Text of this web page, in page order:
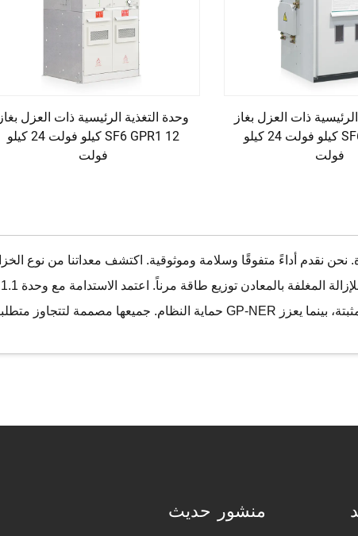
ذات العزل بغاز
SF6 GPR2 12 كيلو فولت 24 كيلو
فولت
وحدة التغذية الرئيسية ذات العزل بغاز
SF6 GPR1 12 كيلو فولت 24 كيلو
فولت
منشور حديث